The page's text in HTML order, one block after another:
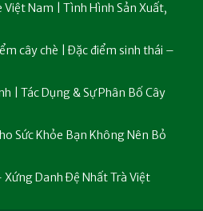
Việt Nam | Tình Hình Sản Xuất,
cây chè | Đặc điểm sinh thái –
| Tác Dụng & Sự Phân Bố Cây
Sức Khỏe Bạn Không Nên Bỏ
Danh Đệ Nhất Trà Việt